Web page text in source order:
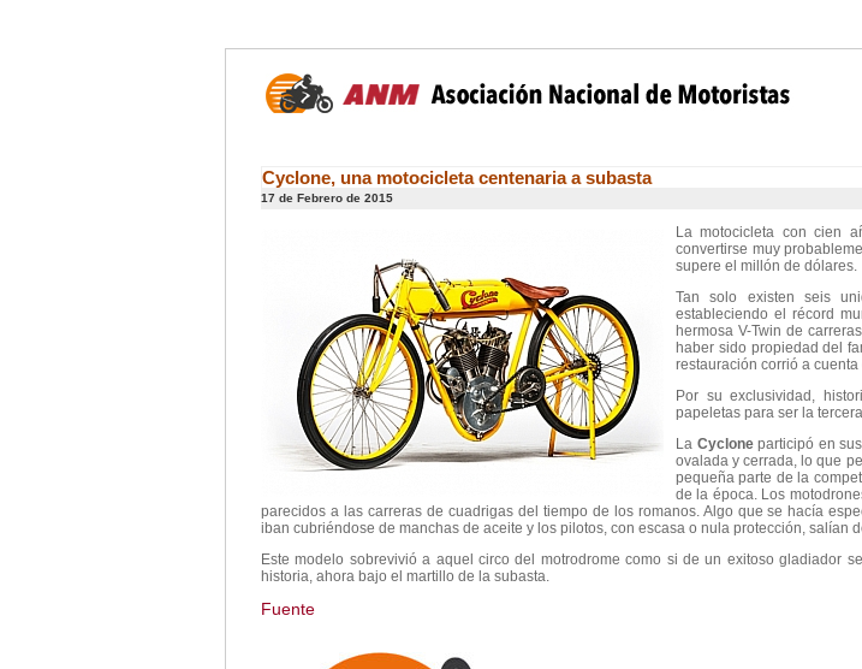
Cyclone, una motocicleta centenaria a subasta
17 de Febrero de 2015
La motocicleta con cien
convertirse muy
supere el millón de dólares.
Tan solo existen seis
estableciendo el récord
hermosa V-Twin de
haber sido propiedad del
restauración corrió a
Por su exclusividad,
papeletas para ser la
La Cycloneparticipó en
ovalada y cerrada, lo que
pequeña parte de la
de la época. Los
parecidos a las carreras de cuadrigas del tiempo de los romanos. Algo que se hacía
iban cubriéndose de manchas de aceite y los pilotos, con escasa o nula protección, salían
Este modelo sobrevivió a aquel circo del motrodrome como si de un exitoso gladiador
historia, ahora bajo el martillo de la subasta.
Fuente